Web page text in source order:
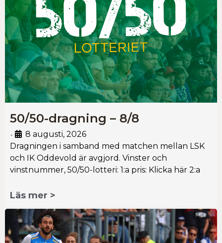
50/50-dragning – 8/8
•
8 augusti, 2026
Dragningen i samband med matchen mellan LSK
och IK Oddevold är avgjord. Vinster och
vinstnummer, 50/50-lotteri: 1:a pris: Klicka här 2:a
Läs mer >